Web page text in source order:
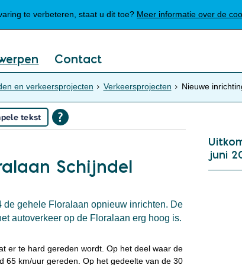
te verbeteren, staat u dit toe? Meer informatie over de
Mijn Meierijstad
Contact
en verkeersprojecten Verkeersprojecten Nieuwe
tekst
Schijndel
gehele Floralaan opnieuw inrichten. De
autoverkeer op de Floralaan erg hoog is.
er te hard gereden wordt. Op het deel waar de
65 km/uur gereden. Op het gedeelte van de 30
juni